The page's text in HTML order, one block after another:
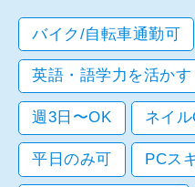
バイク/自転車通勤可
英語・語学力を活かす
週3日〜OK ネイ
平日のみ可 PCス